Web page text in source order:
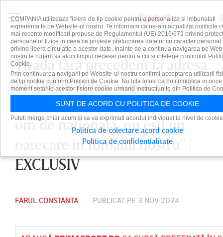
Tiradă fără precedent la adresa
lui Denis Alibec după „U” Cluj
- Farul: „Ai o problemă! Mă eşti
om de naţională, nu eşti un
oarecare în fotbalul nostru” |
EXCLUSIV
FARUL CONSTANTA PUBLICAT PE 3 NOV 2024
COMPANIA utilizeaza fisiere de tip cookie pentru a personaliza si imbunatati
experienta ta pe Website-ul nostru. Te informam ca ne-am actualizat politicile
mai recente modificari propuse de Regulamentul (UE) 2016/679 privind
persoanelor fizice in ceea ce priveste prelucrarea datelor cu caracter personal
privind libera circulatie a acestor date. Inainte de a continua navigarea pe
nostru te rugam sa aloci timpul necesar pentru a citi si intelege continutul
Cookie.
Prin continuarea navigarii pe Website-ul nostru confirmi acceptarea utilizarii
de tip cookie conform Politicii de Cookie. Nu uita totusi ca poti modifica in orice
moment setarile acestor fisiere cookie urmand instructiunile din Politica de
SUNT DE ACORD CU POLITICA DE COOKIE
Puteti merge chiar acum si sa va exprimati acordul individual la nivel de
Politica de colectare acord cookie
Politica de confidentialitate